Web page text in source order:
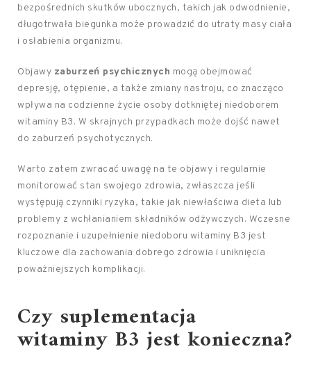
bezpośrednich skutków ubocznych, takich jak odwodnienie,
długotrwała biegunka może prowadzić do utraty masy ciała
i osłabienia organizmu.
Objawy zaburzeń psychicznych mogą obejmować
depresję, otępienie, a także zmiany nastroju, co znacząco
wpływa na codzienne życie osoby dotkniętej niedoborem
witaminy B3. W skrajnych przypadkach może dojść nawet
do zaburzeń psychotycznych.
Warto zatem zwracać uwagę na te objawy i regularnie
monitorować stan swojego zdrowia, zwłaszcza jeśli
występują czynniki ryzyka, takie jak niewłaściwa dieta lub
problemy z wchłanianiem składników odżywczych. Wczesne
rozpoznanie i uzupełnienie niedoboru witaminy B3 jest
kluczowe dla zachowania dobrego zdrowia i uniknięcia
poważniejszych komplikacji.
Czy suplementacja
witaminy B3 jest konieczna?